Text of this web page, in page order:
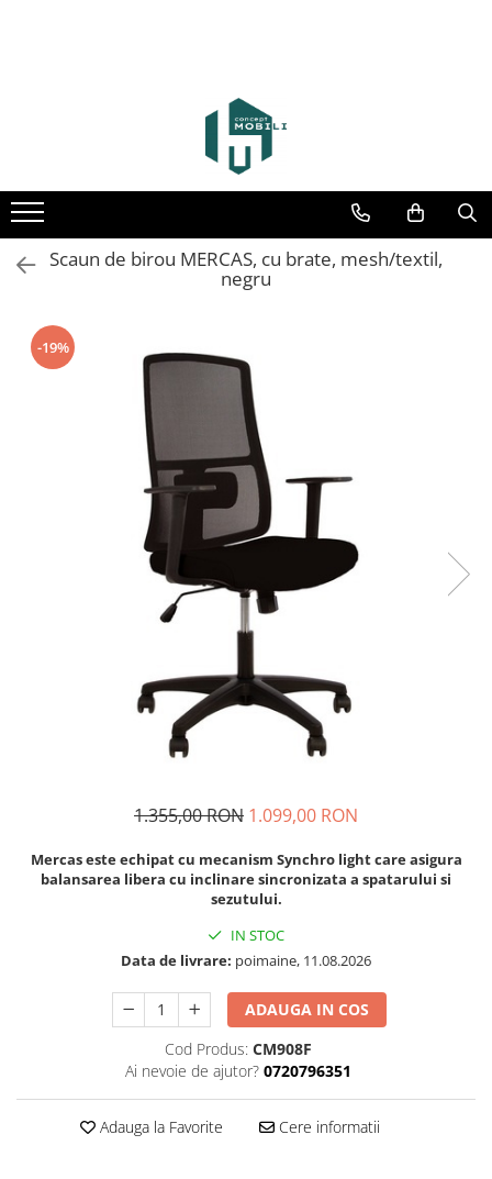
Scaun de birou MERCAS, cu brate, mesh/textil,
negru
-19%
1.355,00 RON 1.099,00 RON
Mercas este echipat cu mecanism Synchro light care asigura
balansarea libera cu inclinare sincronizata a spatarului si
sezutului.
IN STOC
Data de livrare: poimaine, 11.08.2026
ADAUGA IN COS
Cod Produs: CM908F
Ai nevoie de ajutor? 0720796351
Adauga la Favorite Cere informatii